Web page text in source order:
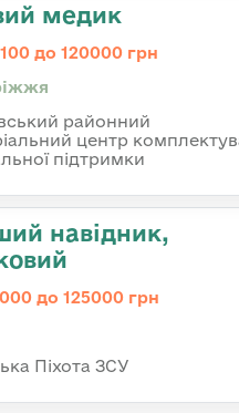
медик
до 120000 грн
районний
центр
підтримки
навідник,
до 125000 грн
Піхота ЗСУ